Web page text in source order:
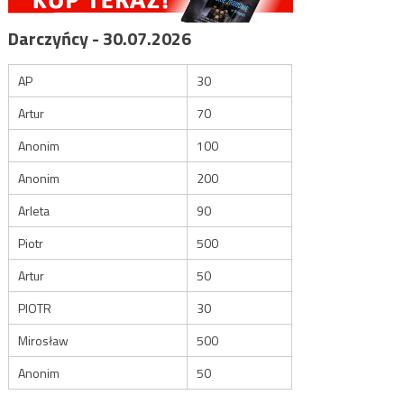
Darczyńcy - 30.07.2026
AP
30
Artur
70
Anonim
100
Anonim
200
Arleta
90
Piotr
500
Artur
50
PIOTR
30
Mirosław
500
Anonim
50